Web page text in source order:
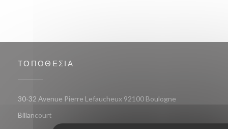
ΤΟΠΟΘΕΣΊΑ
30-32 Avenue Pierre Lefaucheux 92100 Boulogne
Billancourt